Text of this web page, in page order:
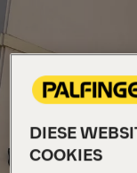
DIESE
COOKIES